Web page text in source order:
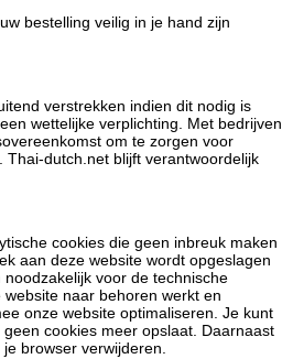
bestelling veilig in je hand zijn
verstrekken indien dit nodig is
wettelijke verplichting. Met bedrijven
om te zorgen voor
dutch.net blijft verantwoordelijk
cookies die geen inbreuk maken
aan deze website wordt opgeslagen
voor de technische
naar behoren werkt en
onze website optimaliseren. Je kunt
cookies meer opslaat. Daarnaast
browser verwijderen.